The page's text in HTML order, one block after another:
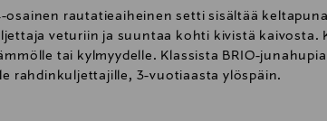
osainen rautatieaiheinen setti sisältää
veturiin ja suuntaa kohti kivistä kaivosta.
tai kylmyydelle. Klassista BRIO-
rahdinkuljettajille, 3-vuotiaasta ylöspäin.